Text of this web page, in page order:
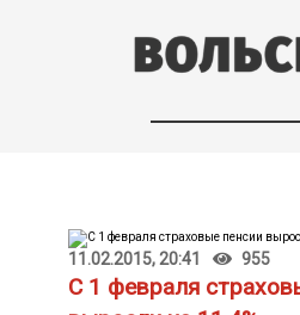
11.02.2015, 20:41 955
С 1 февраля